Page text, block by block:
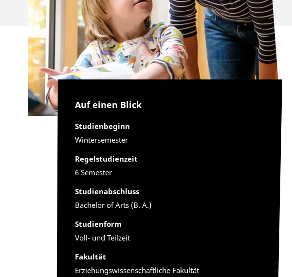
Auf einen Blick
Studienbeginn
Wintersemester
Regelstudienzeit
6 Semester
Studienabschluss
Bachelor of Arts (B. A.)
Studienform
Voll- und Teilzeit
Fakultät
Erziehungswissenschaftliche Fakultät